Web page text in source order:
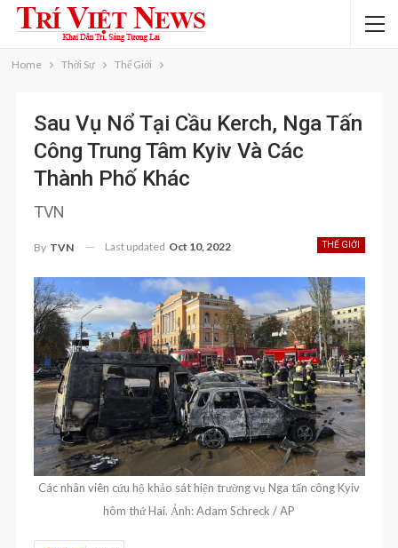
Home Thời Sự Thế Giới
Sau Vụ Nổ Tại Cầu Kerch, Nga Tấn
Công Trung Tâm Kyiv Và Các
Thành Phố Khác
TVN
THẾ GIỚI
By TVN Last updated Oct 10, 2022
Các nhân viên cứu hộ khảo sát hiện trường vụ Nga tấn công Kyiv
hôm thứ Hai. Ảnh: Adam Schreck / AP